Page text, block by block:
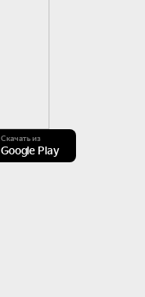
Скачать из
Google Play